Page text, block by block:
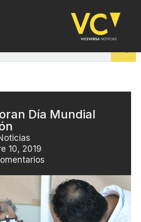
Día Mundial
10, 2019